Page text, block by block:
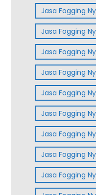
Jasa Fogging
Jasa Fogging
Jasa Fogging
Jasa Fogging
Jasa Fogging
Jasa Fogging
Jasa Fogging
Jasa Fogging
Jasa Fogging